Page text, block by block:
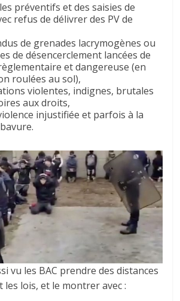
préventifs et des saisies de
refus de délivrer des PV de
de grenades lacrymogènes ou
de désencerclement lancées de
et dangereuse (en
roulées au sol),
violentes, indignes, brutales
aux droits,
injustifiée et parfois à la
vu les BAC prendre des distances
les lois, et le montrer avec :